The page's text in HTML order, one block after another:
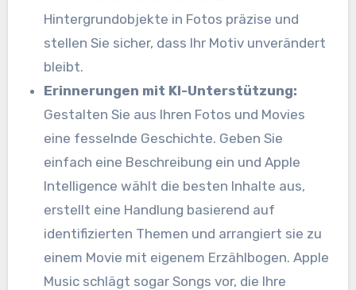
Hintergrundobjekte in Fotos präzise und
stellen Sie sicher, dass Ihr Motiv unverändert
bleibt.
Erinnerungen mit KI-Unterstützung:
Gestalten Sie aus Ihren Fotos und Movies
eine fesselnde Geschichte. Geben Sie
einfach eine Beschreibung ein und Apple
Intelligence wählt die besten Inhalte aus,
erstellt eine Handlung basierend auf
identifizierten Themen und arrangiert sie zu
einem Movie mit eigenem Erzählbogen. Apple
Music schlägt sogar Songs vor, die Ihre